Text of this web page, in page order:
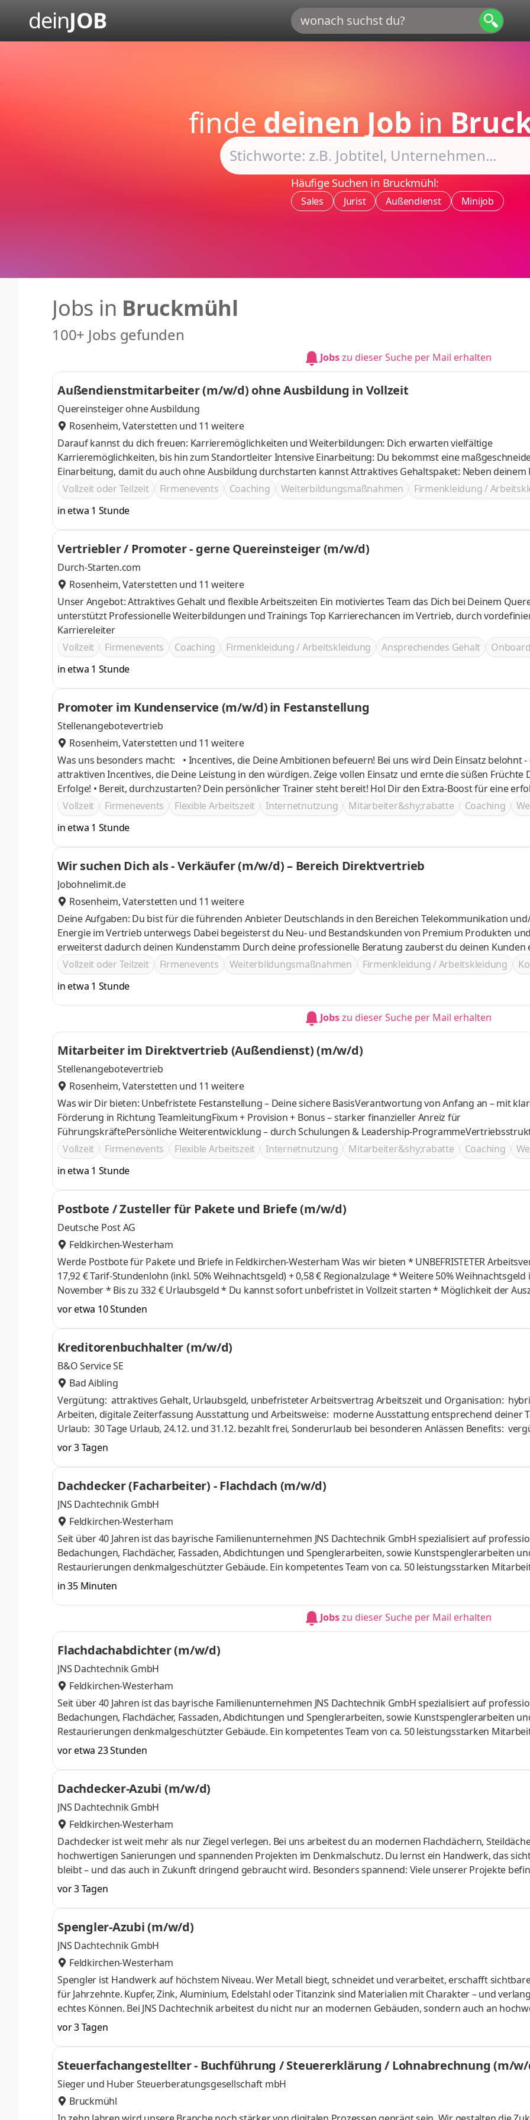
deinJOB
finde deinen Job in
Häufige Suchen in Bruckmühl:
Sales Jurist Außendienst Minijob
Jobs in Bruckmühl
100+ Jobs gefunden
Jobszu dieser Suche per Mail erhalten
Außendienstmitarbeiter (m/w/d) ohne Ausbildung in Vollzeit
Quereinsteiger ohne Ausbildung
Rosenheim,Vaterstetten und 11 weitere
Darauf kannst du dich freuen: Karrieremöglichkeiten und Weiterbildungen: Dich erwarten vielfältige
Karrieremöglichkeiten, bis hin zum Standortleiter Intensive Einarbeitung: Du bekommst eine
Einarbeitung, damit du auch ohne Ausbildung durchstarten kannst Attraktives Gehaltspaket: Neben deinem Fixgehalt
erhältst du eine leistungsbezogene Provision, hier sind dir keine Grenzen gesetzt! Anerkennung und Wertschätzung:
Deine Leistung wird regelmäßig mit exklusiven Incentives und Events belohnt
Vollzeit oder Teilzeit Firmenevents Coaching Weiterbildungsmaßnahmen Firmenkleidung /
in etwa 1 Stunde
Vertriebler / Promoter - gerne Quereinsteiger (m/w/d)
Durch-Starten.com
Rosenheim,Vaterstetten und 11 weitere
Unser Angebot: Attraktives Gehalt und flexible Arbeitszeiten Ein motiviertes Team das Dich bei Deinem Quereinstieg
unterstützt Professionelle Weiterbildungen und Trainings Top Karrierechancen im Vertrieb, durch vordefinierte
Karriereleiter
Vollzeit
Firmenevents Coaching Firmenkleidung / Arbeitskleidung Ansprechendes Gehalt
in etwa 1 Stunde
Promoter im Kundenservice (m/w/d) in Festanstellung
Stellenangebotevertrieb
Rosenheim,Vaterstetten und 11 weitere
Was uns besonders macht: • Incentives, die Deine Ambitionen befeuern! Bei uns wird Dein Einsatz belohnt - mit
attraktiven Incentives, die Deine Leistung in den würdigen. Zeige vollen Einsatz und ernte die süßen Früchte
Erfolge! • Bereit, durchzustarten? Dein persönlicher Trainer steht bereit! Hol Dir den Extra-Boost für eine erfolgreiche
Kundenberatung! Mit unserem persönlichen Trainer an Deiner Seite bist Du bestens vorbereitet, um
und zu glänzen.
Vollzeit Firmenevents Flexible Arbeitszeit Internetnutzung Mitarbeiter&shy;rabatte Coaching
in etwa 1 Stunde
Wir suchen Dich als - Verkäufer (m/w/d) – Bereich Direktvertrieb
Jobohnelimit.de
Rosenheim,Vaterstetten und 11 weitere
Deine Aufgaben: Du bist für die führenden Anbieter Deutschlands in den Bereichen Telekommunikation
Energie im Vertrieb unterwegs Dabei begeisterst du Neu- und Bestandskunden von Premium Produkten und
erweiterst dadurch deinen Kundenstamm Durch deine professionelle Beratung zauberst du deinen Kunden ein
Lächeln ins Gesicht
Vollzeit oder Teilzeit Firmenevents Weiterbildungsmaßnahmen Firmenkleidung / Arbeitskleidung
in etwa 1 Stunde
Jobszu dieser Suche per Mail erhalten
Mitarbeiter im Direktvertrieb (Außendienst) (m/w/d)
Stellenangebotevertrieb
Rosenheim,Vaterstetten und 11 weitere
Was wir Dir bieten: Unbefristete Festanstellung – Deine sichere BasisVerantwortung von Anfang an – mit
Förderung in Richtung TeamleitungFixum + Provision + Bonus – starker finanzieller Anreiz für
FührungskräftePersönliche Weiterentwicklung – durch Schulungen & Leadership-
Plan – Du führst, wir geben Dir die Tools
Vollzeit Firmenevents Flexible Arbeitszeit Internetnutzung Mitarbeiter&shy;rabatte Coaching
in etwa 1 Stunde
Postbote / Zusteller für Pakete und Briefe (m/w/d)
Deutsche Post AG
Feldkirchen-Westerham
Werde Postbote für Pakete und Briefe in Feldkirchen-Westerham Was wir bieten * UNBEFRISTETER Arbeitsvertrag *
17,92 € Tarif-Stundenlohn (inkl. 50% Weihnachtsgeld) + 0,58 € Regionalzulage * Weitere 50% Weihnachtsgeld im
November * Bis zu 332 € Urlaubsgeld * Du kannst sofort unbefristet in Vollzeit starten * Möglichkeit der Auszahlung
von Überstunden * Ein krisensicherer Arbeitsplatz, garantierte Gehaltssteigerung gemäß Tarifvertrag und pünktliche
vor etwa 10 Stunden
Kreditorenbuchhalter (m/w/d)
B&O Service SE
Bad Aibling
Vergütung: attraktives Gehalt, Urlaubsgeld, unbefristeter Arbeitsvertrag Arbeitszeit und Organisation: hybrides
Arbeiten, digitale Zeiterfassung Ausstattung und Arbeitsweise: moderne Ausstattung entsprechend deiner Tätigkeit
Urlaub: 30 Tage Urlaub, 24.12. und 31.12. bezahlt frei, Sonderurlaub bei besonderen Anlässen Benefits: vergünstigte
Angebote im B&O Parkhotel in Bad Aibling, Urban Sports Club und EGYM Wellpass, JobRad,
über 600 Shops, 100,00 € Kita‑Zuschuss jeden Monat und viele mehr
vor 3 Tagen
Dachdecker (Facharbeiter) - Flachdach (m/w/d)
JNS Dachtechnik GmbH
Feldkirchen-Westerham
Seit über 40 Jahren ist das bayrische Familienunternehmen JNS Dachtechnik GmbH spezialisiert auf
Bedachungen, Flachdächer, Fassaden, Abdichtungen und Spenglerarbeiten, sowie Kunstspenglerarbeiten
Restaurierungen denkmalgeschützter Gebäude. Ein kompetentes Team von ca. 50 leistungsstarken
setzt seine ganze Erfahrung ein, um nachhaltige Lösungen zu schaffen, die private wie öffentliche
Terrassen, Balkonen und Tiefgaragen im Bereich Neubau und Sanierung Fassadenverkleidungen
Eigenverantwortliches Arbeiten auf der Baustelle nach Zielvorgabe Mo
in 35 Minuten
Jobszu dieser Suche per Mail erhalten
Flachdachabdichter (m/w/d)
JNS Dachtechnik GmbH
Feldkirchen-Westerham
Seit über 40 Jahren ist das bayrische Familienunternehmen JNS Dachtechnik GmbH spezialisiert auf
Bedachungen, Flachdächer, Fassaden, Abdichtungen und Spenglerarbeiten, sowie Kunstspenglerarbeiten
Restaurierungen denkmalgeschützter Gebäude. Ein kompetentes Team von ca. 50 leistungsstarken
setzt seine ganze Erfahrung ein, um nachhaltige Lösungen zu schaffen, die private wie öffentliche
Terrassen, Balkonen und liergarager Neu- und Sanierungsarbeiter Dampfsperren, Wärmedämmungen und
Abdichtungssysteme Anschlüsse und Detailausbildungen Attikaa
vor etwa 23 Stunden
Dachdecker-Azubi (m/w/d)
JNS Dachtechnik GmbH
Feldkirchen-Westerham
Dachdecker ist weit mehr als nur Ziegel verlegen. Bei uns arbeitest du an modernen Flachdächern,
hochwertigen Sanierungen und spannenden Projekten im Denkmalschutz. Du lernst ein Handwerk, das
bleibt – und das auch in Zukunft dringend gebraucht wird. Besonders spannend: Viele unserer Projekte
an hochwertigen Altbauten und denkmalgeschützten Gebäuden.Dort zählt sauberes Arbeiten, Präzision und
handwerkliches Können besonders. Du arbeitest an Gebäuden mit Geschichte – und hilfst dabei, diese für die
Zukunft zu erhalten. Ein Beruf mit Zukunft. Handwerk, Technik und echte Ergebnisse. Aufgaben Flachdächer
fachgerecht aufzubauen und dauerhaft abzudichten Steild
vor 3 Tagen
Spengler-Azubi (m/w/d)
JNS Dachtechnik GmbH
Feldkirchen-Westerham
Spengler ist Handwerk auf höchstem Niveau. Wer Metall biegt, schneidet und verarbeitet, erschafft
für Jahrzehnte. Kupfer, Zink, Aluminium, Edelstahl oder Titanzink sind Materialien mit Charakter – und
echtes Können. Bei JNS Dachtechnik arbeitest du nicht nur an modernen Gebäuden, sondern auch an
Altbausanierungen und denkmalgeschützten Gebäuden. Gerade dort ist Präzision besonders wichtig – denn
historische Gebäude verlangen handwerkliches Geschick, Erfahrung und Liebe zum Detail. Ein Beruf mit
Präzision. Mit Stolz. Aufgaben Metall zu formen, zu schneiden und präzise zu verbauen mit hochwertigen
wie Kupfer, Titanzink, Aluminium
vor 3 Tagen
Steuerfachangestellter - Buchführung / Steuererklärung / Lohnabrechnung (m/
Sieger und Huber Steuerberatungsgesellschaft mbH
Bruckmühl